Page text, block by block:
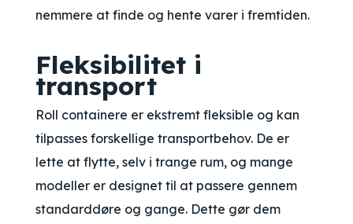
nemmere at finde og hente varer i fremtiden.
Fleksibilitet i
transport
Roll containere er ekstremt fleksible og kan
tilpasses forskellige transportbehov. De er
lette at flytte, selv i trange rum, og mange
modeller er designet til at passere gennem
standarddøre og gange. Dette gør dem